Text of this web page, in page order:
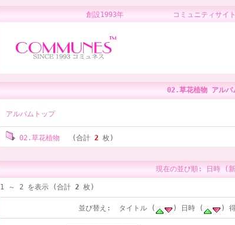
創設1993年 コミュニティ
02.草花植物 アルバ
アルバムトップ
02.草花植物 (合計 2 枚)
現在の並び順: 日時 (
1 ～ 2 を表示 (合計 2 枚)
並び替え: タイトル ( ) 日時 ( )